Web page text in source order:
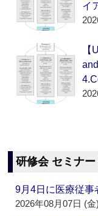
イ
研修会 セミナ
9月4日に医療従
2026年08月07日 (金)